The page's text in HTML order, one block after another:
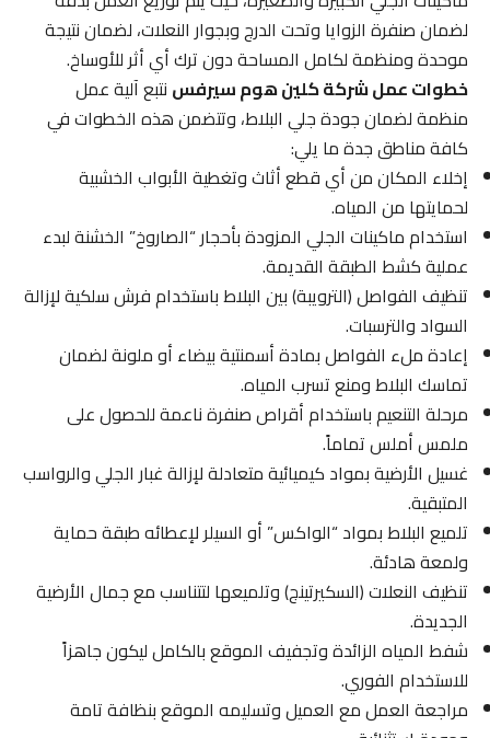
لضمان صنفرة الزوايا وتحت الدرج وبجوار النعلات، لضمان نتيجة
موحدة ومنظمة لكامل المساحة دون ترك أي أثر للأوساخ.
خطوات عمل شركة كلين هوم سيرفسنتبع آلية عمل
منظمة لضمان جودة جلي البلاط، وتتضمن هذه الخطوات في
كافة مناطق جدة ما يلي:
إخلاء المكان من أي قطع أثاث وتغطية الأبواب الخشبية
لحمايتها من المياه.
استخدام ماكينات الجلي المزودة بأحجار “الصاروخ” الخشنة لبدء
عملية كشط الطبقة القديمة.
تنظيف الفواصل (الترويبة) بين البلاط باستخدام فرش سلكية لإزالة
السواد والترسبات.
إعادة ملء الفواصل بمادة أسمنتية بيضاء أو ملونة لضمان
تماسك البلاط ومنع تسرب المياه.
مرحلة التنعيم باستخدام أقراص صنفرة ناعمة للحصول على
ملمس أملس تماماً.
غسيل الأرضية بمواد كيميائية متعادلة لإزالة غبار الجلي والرواسب
المتبقية.
تلميع البلاط بمواد “الواكس” أو السيلر لإعطائه طبقة حماية
ولمعة هادئة.
تنظيف النعلات (السكيرتينج) وتلميعها لتتناسب مع جمال الأرضية
الجديدة.
شفط المياه الزائدة وتجفيف الموقع بالكامل ليكون جاهزاً
للاستخدام الفوري.
مراجعة العمل مع العميل وتسليمه الموقع بنظافة تامة